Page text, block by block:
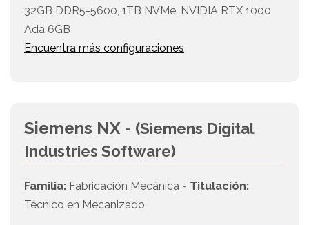
32GB DDR5-5600, 1TB NVMe, NVIDIA RTX 1000
Ada 6GB
Encuentra más configuraciones
Siemens NX - (Siemens Digital
Industries Software)
Familia: Fabricación Mecánica - Titulación:
Técnico en Mecanizado